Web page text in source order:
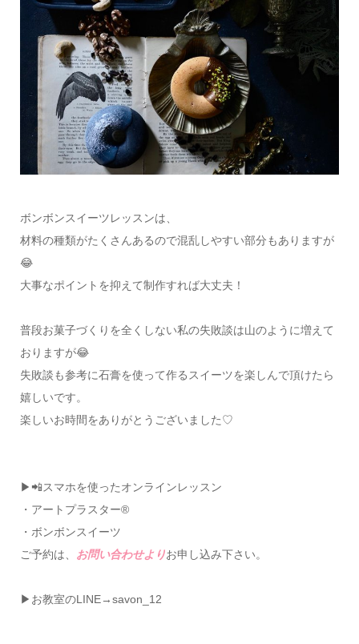
ボンボンスイーツレッスンは、
材料の種類がたくさんあるので混乱しやすい部分もありますが
😂
大事なポイントを抑えて制作すれば大丈夫！
普段お菓子づくりを全くしない私の失敗談は山のように増えて
おりますが😂
失敗談も参考に石膏を使って作るスイーツを楽しんで頂けたら
嬉しいです︎。
楽しいお時間をありがとうございました♡
▶📲スマホを使ったオンラインレッスン
・アートプラスター®
・ボンボンスイーツ
ご予約は、 お問い合わせよりお申し込み下さい。
▶お教室のLINE→savon_12